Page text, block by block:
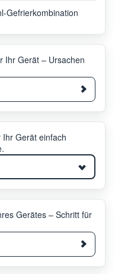
Gefrierkombination
Ihr Gerät – Ursachen
Gerät einfach
Gerätes – Schritt für